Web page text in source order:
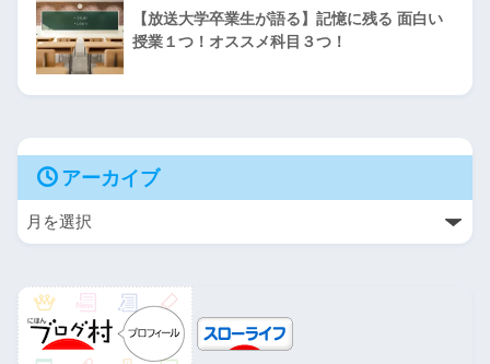
【放送大学卒業生が語る】記憶に残る 面白い
授業１つ！オススメ科目３つ！
アーカイブ